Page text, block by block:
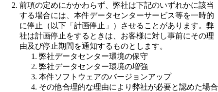
前項の定めにかかわらず、弊社は下記のいずれかに該当
する場合には、本件データセンターサービス等を一時的
に停止（以下「計画停止」）させることがあります。弊
社は計画停止をするときは、お客様に対し事前にその理
由及び停止期間を通知するものとします。
弊社データセンター環境の保守
弊社データセンター環境の増強
本件ソフトウェアのバージョンアップ
その他合理的な理由により弊社が必要と認めた場合